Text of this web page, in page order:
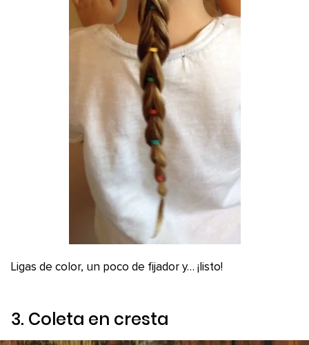
Ligas de color, un poco de fijador y… ¡listo!
3. Coleta en cresta